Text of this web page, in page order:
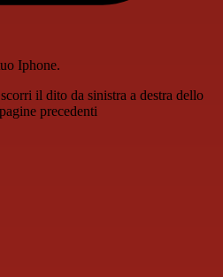
Iphone.
il dito da sinistra a destra dello
precedenti